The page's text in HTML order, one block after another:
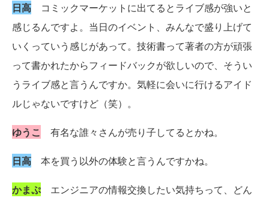
日高 コミックマーケットに出てるとライブ感が強いと
感じるんですよ。当日のイベント、みんなで盛り上げて
いくっていう感じがあって。技術書って著者の方が頑張
って書かれたからフィードバックが欲しいので、そうい
うライブ感と言うんですか。気軽に会いに行けるアイド
ルじゃないですけど（笑）。
ゆうこ 有名な誰々さんが売り子してるとかね。
日高 本を買う以外の体験と言うんですかね。
かまぷエンジニアの情報交換したい気持ちって、どん